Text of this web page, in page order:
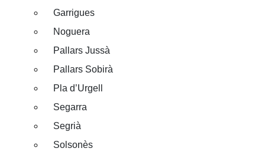
Garrigues
Noguera
Pallars Jussà
Pallars Sobirà
Pla d’Urgell
Segarra
Segrià
Solsonès